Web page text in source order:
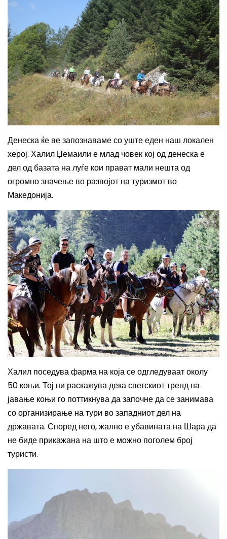
Денеска ќе ве запознаваме со уште еден наш локален
херој. Халил Џемаили е млад човек кој од денеска е
дел од базата на луѓе кои прават мали нешта од
огромно значење во развојот на туризмот во
Македонија.
Халил поседува фарма на која се одгледуваат околу
50 коњи. Тој ни раскажува дека светскиот тренд на
јавање коњи го поттикнува да започне да се занимава
со организирање на тури во западниот дел на
државата. Според него, жално е убавината на Шара да
не биде прикажана на што е можно поголем број
туристи.